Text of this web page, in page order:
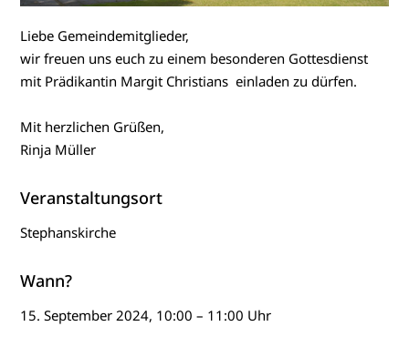
Liebe Gemeindemitglieder,
wir freuen uns euch zu einem besonderen Gottesdienst
mit Prädikantin Margit Christians einladen zu dürfen.
Mit herzlichen Grüßen,
Rinja Müller
Veranstaltungsort
Stephanskirche
Wann?
15. September 2024, 10:00 – 11:00 Uhr